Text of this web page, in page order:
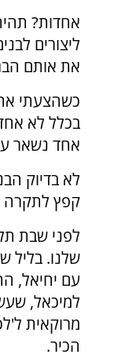
אחדות?
ליצורים
את אותם
כשהצעתי את
בכלל לא
אחד נשאר
לא בדיוק
קפץ לתקרה
לפני שבת
שלנו.
עם יחיאל,
למיכאל,
מרוקאית
הכיר.